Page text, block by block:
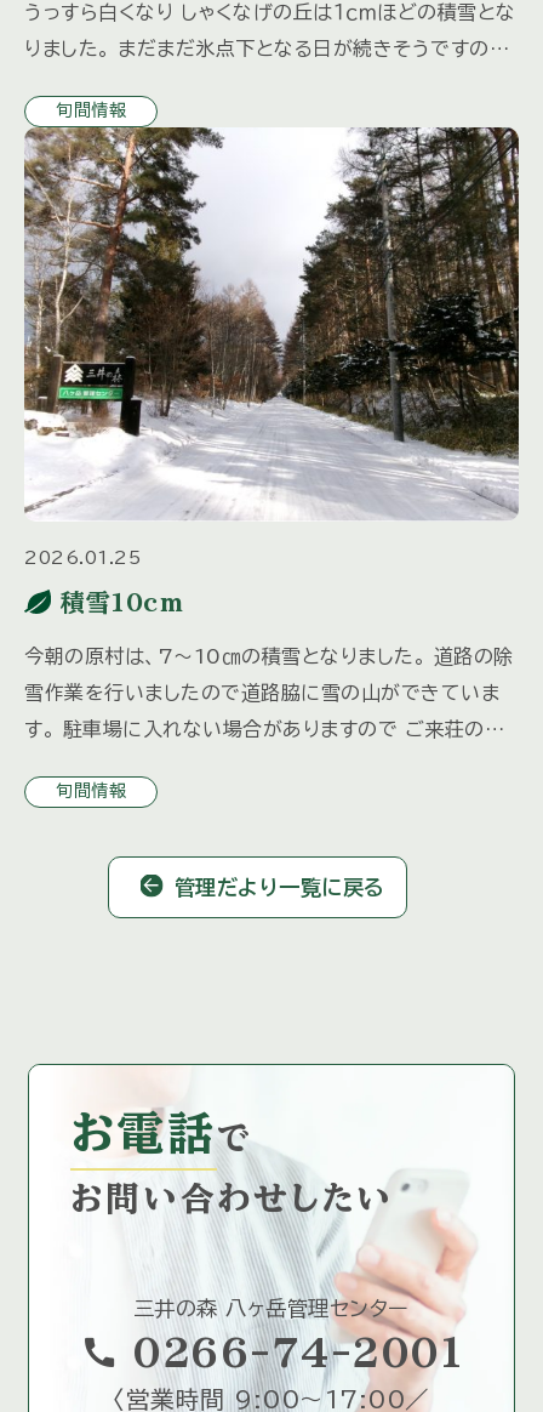
うっすら白くなり しゃくなげの丘は１ｃｍほどの積雪とな
りました。 まだまだ氷点下となる日が続きそうですので
お忘れ […]
旬間情報
2026.01.25
積雪10cm
今朝の原村は、7～10㎝の積雪となりました。 道路の除
雪作業を行いましたので道路脇に雪の山ができていま
す。 駐車場に入れない場合がありますので ご来荘の際
で 早めのご連絡 […]
旬間情報
管理だより一覧に戻る
お電話で
お問い合わせしたい
三井の森 八ヶ岳管理センター
call 0266-74-2001
〈 営業時間 9:00～17:00／